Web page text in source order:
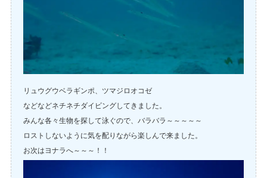
リュウグウベラギンポ、ツマジロオコゼ
などなどネチネチダイビングしてきました。
みんな各々生物を探して泳ぐので、バラバラ～～～～～
ロストしないように気を配りながら楽しんで来ました。
お次はヨナラへ～～～！！